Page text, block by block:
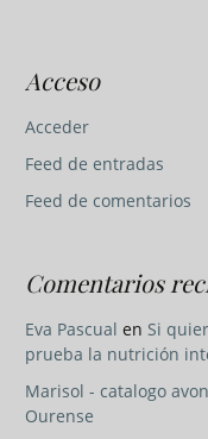
Acceso
Acceder
Feed de entradas
Feed de comentarios
Comentarios
Eva Pascual en Si
prueba la nutrición
Marisol - catalogo avon
Ourense